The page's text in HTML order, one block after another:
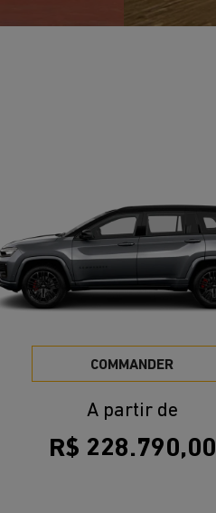
COMMANDER
A partir de
R$ 228.790,00